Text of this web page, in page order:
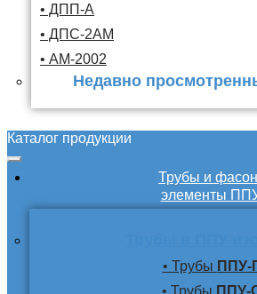
• ДПП-А
• ДПС-2АМ
• АМ-2002
Недавно
Каталог продукции
Трубы и
элементы
• Трубы ППУ-